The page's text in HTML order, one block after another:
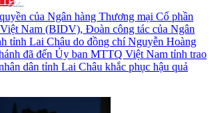
của Ngân hàng Thương mại Cổ phần
Nam (BIDV), Đoàn công tác của Ngân
tỉnh Lai Châu do đồng chí Nguyễn Hoàng
đã đến Ủy ban MTTQ Việt Nam tỉnh trao
dân tỉnh Lai Châu khắc phục hậu quả